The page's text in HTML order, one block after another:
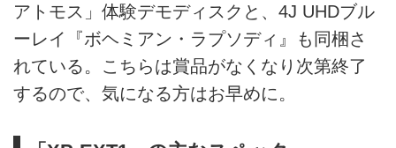
アトモス」体験デモディスクと、4J UHDブル
ーレイ『ボヘミアン・ラプソディ』も同梱さ
れている。こちらは賞品がなくなり次第終了
するので、気になる方はお早めに。